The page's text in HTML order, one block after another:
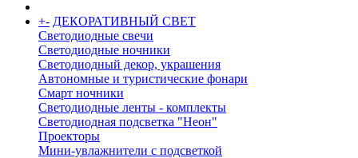
+- ДЕКОРАТИВНЫЙ СВЕТ
Светодиодные свечи
Светодиодные ночники
Светодиодный декор, украшения
Автономные и туристические фонари
Смарт ночники
Светодиодные ленты - комплекты
Светодиодная подсветка "Неон"
Проекторы
Мини-увлажнители с подсветкой